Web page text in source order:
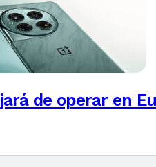
de operar en